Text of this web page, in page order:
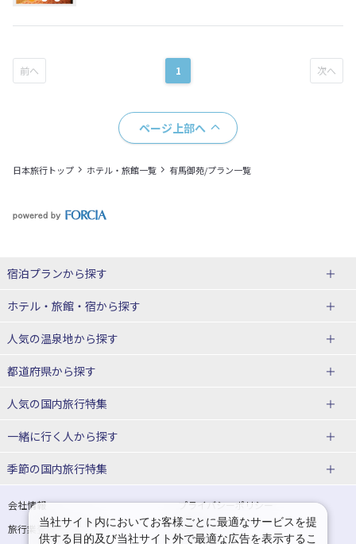
1
ページ上部へ
日本旅行トップ ホテル・旅館一覧 有馬御苑/プラン一覧
宿泊プランから探す
北海道
東北
青森県
宮城県
山形県
関東
埼玉県 千葉県
ホテル・旅館・宿から探す
北海道ホテル・旅館
青森県ホテル・旅館
宮城県ホテル・旅館
山形県ホテル・旅館
東京都ホテル・旅館 神奈川県ホテル・旅館
人気の温泉地から探す
北海道
湯の川温泉(北海道)
十勝川温泉(北海道)
洞爺湖温泉(北海道)
層雲峡温泉(北海道)
東北
都道府県から探す
北海道旅行・ツアー
東北
青森旅行・ツアー 岩手旅行・ツアー
宮城旅行・ツアー 秋田旅行・ツアー
人気の国内旅行特集
東京ディズニーリゾート®への旅
ユニバーサル・スタジオ・ジャパ
一緒に行く人から探す
一人旅 国内版
カップル・夫婦旅行 国内版 女子旅 国内版
卒業旅行・学生旅行 国内版
季節の国内旅行特集
桜・お花見特集
ゴールデンウィーク（GW）の国内
旅行
会社情報
プライバシーポリシー
旅行業登録票・約款
規約集
当社サイト内においてお客様ごとに最適なサービスを提
供する目的及び当社サイト外で最適な広告を表示するこ